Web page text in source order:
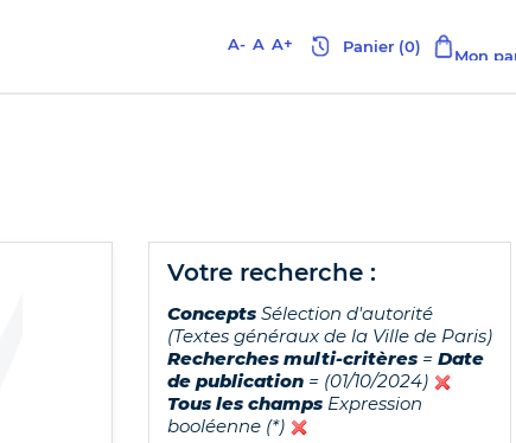
A- A A+
votre recherche :
Concepts Sélection d'autorité
(Textes généraux de la Ville de Paris)
Recherches multi-critères = Date
de publication = (01/10/2024)
Tous les champs Expression
booléenne (*)